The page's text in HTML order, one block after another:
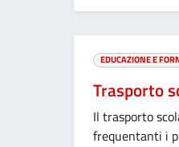
EDUCAZIONE E
Trasporto
Il trasporto
frequentanti i